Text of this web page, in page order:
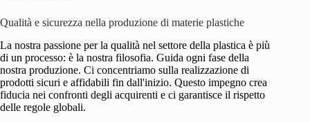
Qualità e sicurezza nella produzione di materie plastiche
La nostra passione per la qualità nel settore della plastica è più
di un processo: è la nostra filosofia. Guida ogni fase della
nostra produzione. Ci concentriamo sulla realizzazione di
prodotti sicuri e affidabili fin dall'inizio. Questo impegno crea
fiducia nei confronti degli acquirenti e ci garantisce il rispetto
delle regole globali.